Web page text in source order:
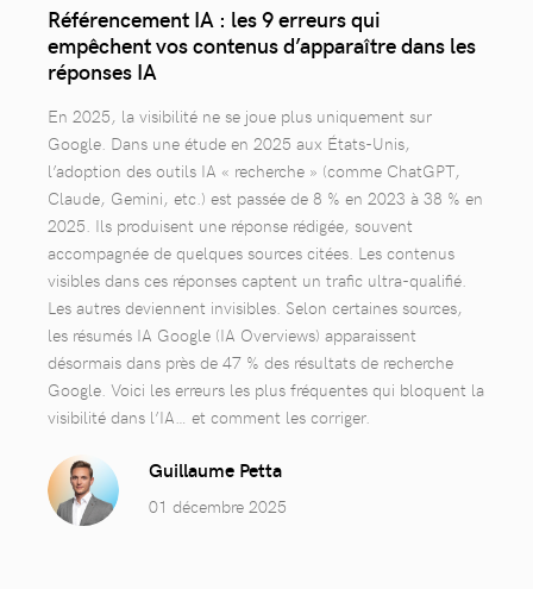
Référencement IA : les 9 erreurs qui
empêchent vos contenus d’apparaître dans les
réponses IA
En 2025, la visibilité ne se joue plus uniquement sur
Google. Dans une étude en 2025 aux États-Unis,
l’adoption des outils IA « recherche » (comme ChatGPT,
Claude, Gemini, etc.) est passée de 8 % en 2023 à 38 % en
2025. Ils produisent une réponse rédigée, souvent
accompagnée de quelques sources citées. Les contenus
visibles dans ces réponses captent un trafic ultra-qualifié.
Les autres deviennent invisibles. Selon certaines sources,
les résumés IA Google (IA Overviews) apparaissent
désormais dans près de 47 % des résultats de recherche
Google. Voici les erreurs les plus fréquentes qui bloquent la
visibilité dans l’IA… et comment les corriger.
Guillaume Petta
01 décembre 2025